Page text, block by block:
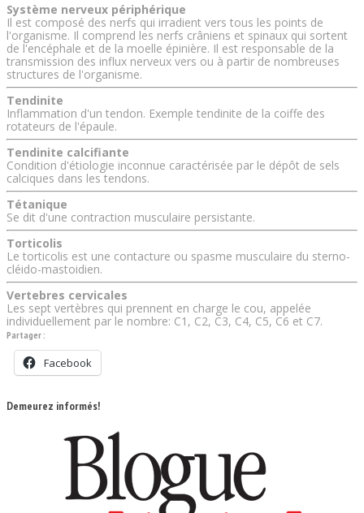
Système nerveux périphérique
Il est composé des nerfs qui irradient vers tous les points de
l'organisme. Il comprend les nerfs crâniens et spinaux qui sortent
de l'encéphale et de la moelle épinière. Il est responsable de la
transmission des influx nerveux vers ou à partir de nombreuses
structures de l'organisme.
Tendinite
Inflammation d'un tendon. Exemple tendinite de la coiffe des
rotateurs de l'épaule.
Tendinite calcifiante
Condition d'étiologie inconnue caractérisée par le dépôt de sels
calciques dans les tendons.
Tétanique
Se dit d'une contraction musculaire persistante.
Torticolis
Le torticolis est une contacture ou spasme musculaire du sterno-
cléido-mastoidien.
Vertebres cervicales
Les sept vertèbres qui prennent en charge le cou, appelée
individuellement par le nombre: C1, C2, C3, C4, C5, C6 et C7.
Partager :
Facebook
Demeurez informés!